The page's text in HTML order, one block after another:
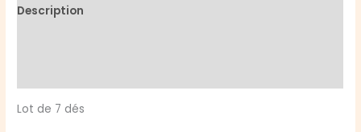
Description
Lot de 7 dés